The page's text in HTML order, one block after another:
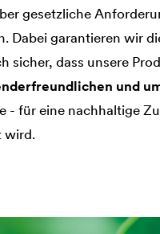
gesetzliche
Dabei garantieren wir
dass unsere
und
- für eine nachhaltige
wird.